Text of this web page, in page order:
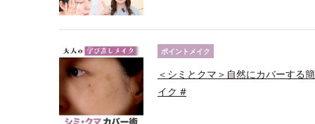
ポイントメイク
＜シミとクマ＞自然にカバーする
イク #